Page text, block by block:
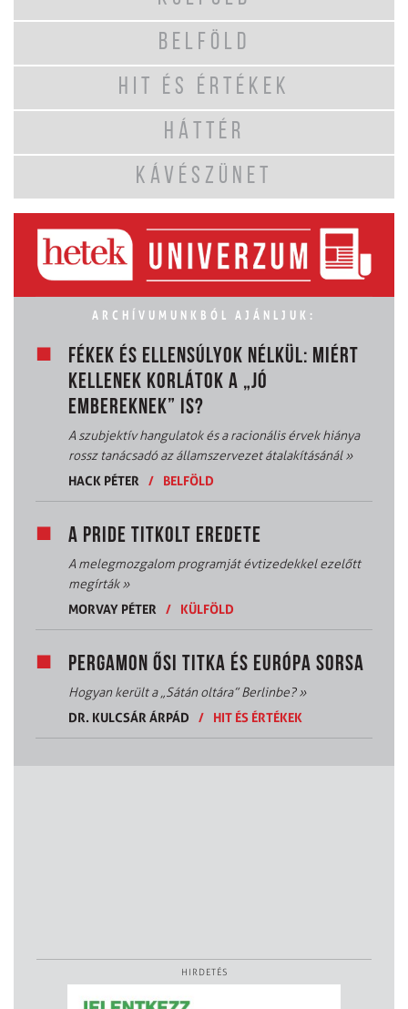
BELFÖLD
HIT ÉS ÉRTÉKEK
HÁTTÉR
KÁVÉSZÜNET
ARCHÍVUMUNKBÓL AJÁNLJUK:
FÉKEK ÉS ELLENSÚLYOK NÉLKÜL: MIÉRT
KELLENEK KORLÁTOK A „JÓ
EMBEREKNEK” IS?
A szubjektív hangulatok és a racionális érvek hiánya
rossz tanácsadó az államszervezet átalakításánál»
HACK PÉTER
/ BELFÖLD
A PRIDE TITKOLT EREDETE
A melegmozgalom programját évtizedekkel ezelőtt
megírták»
MORVAY PÉTER
/ KÜLFÖLD
PERGAMON ŐSI TITKA ÉS EURÓPA SORSA
Hogyan került a „Sátán oltára” Berlinbe?»
DR. KULCSÁR ÁRPÁD
/ HIT ÉS ÉRTÉKEK
HIRDETÉS